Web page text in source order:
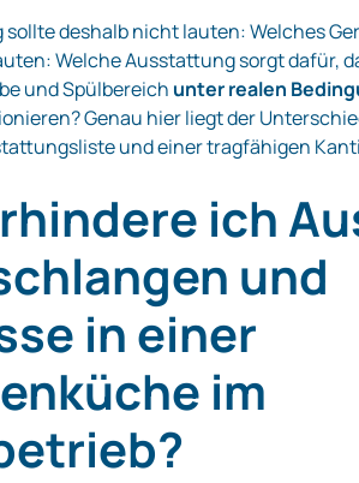
sollte deshalb nicht lauten: Welches
Welche Ausstattung sorgt dafür,
und Spülbereich unter realen
Genau hier liegt der
und einer tragfähigen
ich
und
in einer
im